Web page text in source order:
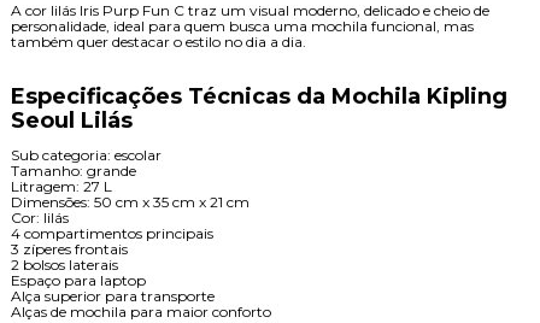
A cor lilás Iris Purp Fun C traz um visual moderno, delicado e cheio de
personalidade, ideal para quem busca uma mochila funcional, mas
também quer destacar o estilo no dia a dia.
Especificações Técnicas da Mochila Kipling
Seoul Lilás
Sub categoria: escolar
Tamanho: grande
Litragem: 27 L
Dimensões: 50 cm x 35 cm x 21 cm
Cor: lilás
4 compartimentos principais
3 zíperes frontais
2 bolsos laterais
Espaço para laptop
Alça superior para transporte
Alças de mochila para maior conforto